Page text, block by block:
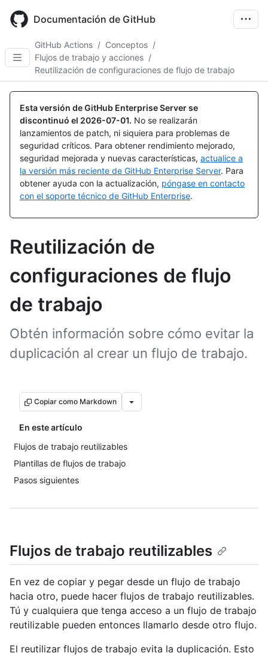
main
Documentación de GitHub
GitHub Actions / Conceptos /
Flujos de trabajo y acciones /
Reutilización de configuraciones de flujo de trabajo
Esta versión de GitHub Enterprise Server se
discontinuó el 2026-07-01. No se realizarán
lanzamientos de patch, ni siquiera para problemas de
seguridad críticos. Para obtener rendimiento mejorado,
seguridad mejorada y nuevas características, actualice a
la versión más reciente de GitHub Enterprise Server. Para
obtener ayuda con la actualización, póngase en contacto
con el soporte técnico de GitHub Enterprise.
Reutilización de
configuraciones de flujo
de trabajo
Obtén información sobre cómo evitar la
duplicación al crear un flujo de trabajo.
Copiar como Markdown
En este artículo
Flujos de trabajo reutilizables
Plantillas de flujos de trabajo
Pasos siguientes
Flujos de trabajo reutilizables
En vez de copiar y pegar desde un flujo de trabajo
hacia otro, puede hacer flujos de trabajo reutilizables.
Tú y cualquiera que tenga acceso a un flujo de trabajo
reutilizable pueden entonces llamarlo desde otro flujo.
El reutilizar flujos de trabajo evita la duplicación. Esto